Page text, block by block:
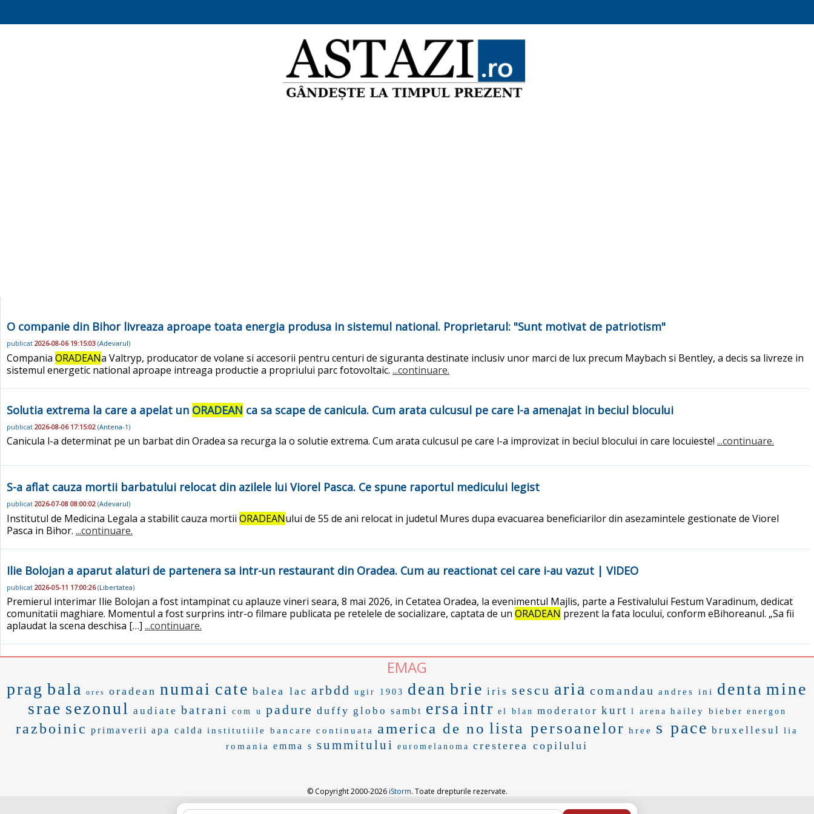
O companie din Bihor livreaza aproape toata energia produsa in sistemul national. Proprietarul: "Sunt motivat de patriotism"
publicat 2026-08-06 19:15:03 (Adevarul)
Compania ORADEANa Valtryp, producator de volane si accesorii pentru centuri de siguranta destinate inclusiv unor marci de lux precum Maybach si Bentley, a decis sa livreze in
sistemul energetic national aproape intreaga productie a propriului parc fotovoltaic. ...continuare.
Solutia extrema la care a apelat un ORADEAN ca sa scape de canicula. Cum arata culcusul pe care l-a amenajat in beciul blocului
publicat 2026-08-06 17:15:02 (Antena-1)
Canicula l-a determinat pe un barbat din Oradea sa recurga la o solutie extrema. Cum arata culcusul pe care l-a improvizat in beciul blocului in care locuieste! ...continuare.
S-a aflat cauza mortii barbatului relocat din azilele lui Viorel Pasca. Ce spune raportul medicului legist
publicat 2026-07-08 08:00:02 (Adevarul)
Institutul de Medicina Legala a stabilit cauza mortii ORADEANului de 55 de ani relocat in judetul Mures dupa evacuarea beneficiarilor din asezamintele gestionate de Viorel
Pasca in Bihor. ...continuare.
Ilie Bolojan a aparut alaturi de partenera sa intr-un restaurant din Oradea. Cum au reactionat cei care i-au vazut | VIDEO
publicat 2026-05-11 17:00:26(Libertatea)
Premierul interimar Ilie Bolojan a fost intampinat cu aplauze vineri seara, 8 mai 2026, in Cetatea Oradea, la evenimentul Majlis, parte a Festivalului Festum Varadinum, dedicat
comunitatii maghiare. Momentul a fost surprins intr-o filmare publicata pe retelele de socializare, captata de un ORADEAN prezent la fata locului, conform eBihoreanul. „Sa fii
aplaudat la scena deschisa […] ...continuare.
EMAG
prag bala ores oradean numai cate balea lac arbdd ugir 1903 dean brie iris sescu aria comandau andres ini denta mine
srae sezonul audiate batrani com u padure duffy globo sambt ersa intr el blan moderator kurt l arena hailey bieber energon
razboinic primaverii apa calda institutiile bancare continuata america de no lista persoanelor hree s pace bruxellesul lia
romania emma s summitului euromelanoma cresterea copilului
© Copyright 2000-2026iStorm. Toate drepturile rezervate.